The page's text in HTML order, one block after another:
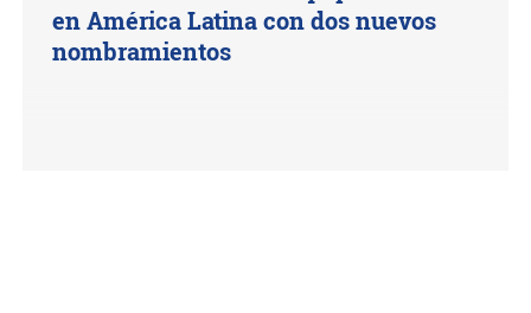
en América Latina con dos nuevos
nombramientos